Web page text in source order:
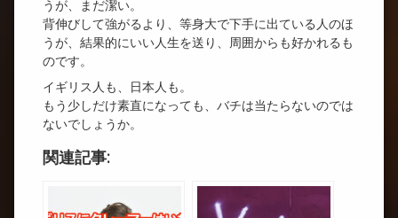
うが、まだ潔い。
背伸びして強がるより、等身大で下手に出ている人のほ
うが、結果的にいい人生を送り、周囲からも好かれるも
のです。
イギリス人も、日本人も。
もう少しだけ素直になっても、バチは当たらないのでは
ないでしょうか。
関連記事: